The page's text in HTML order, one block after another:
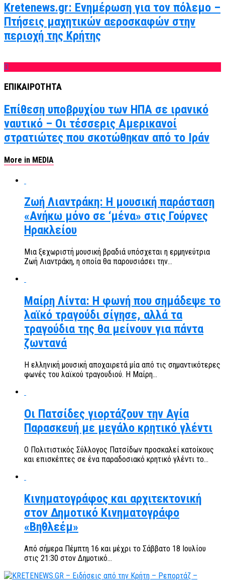
Kretenews.gr: Ενημέρωση για τον πόλεμο –
Πτήσεις μαχητικών αεροσκαφών στην
περιοχή της Κρήτης
ΕΠΙΚΑΙΡΟΤΗΤΑ
Επίθεση υποβρυχίου των ΗΠΑ σε ιρανικό
ναυτικό – Οι τέσσερις Αμερικανοί
στρατιώτες που σκοτώθηκαν από το Ιράν
More in MEDIA
Ζωή Λιαντράκη: Η μουσική παράσταση
«Ανήκω μόνο σε ‘μένα» στις Γούρνες
Ηρακλείου
Μια ξεχωριστή μουσική βραδιά υπόσχεται η ερμηνεύτρια
Ζωή Λιαντράκη, η οποία θα παρουσιάσει την...
Μαίρη Λίντα: Η φωνή που σημάδεψε το
λαϊκό τραγούδι σίγησε, αλλά τα
τραγούδια της θα μείνουν για πάντα
ζωντανά
Η ελληνική μουσική αποχαιρετά μία από τις σημαντικότερες
φωνές του λαϊκού τραγουδιού. Η Μαίρη...
Οι Πατσίδες γιορτάζουν την Αγία
Παρασκευή με μεγάλο κρητικό γλέντι
Ο Πολιτιστικός Σύλλογος Πατσίδων προσκαλεί κατοίκους
και επισκέπτες σε ένα παραδοσιακό κρητικό γλέντι το...
Κινηματογράφος και αρχιτεκτονική
στον Δημοτικό Κινηματογράφο
«Βηθλεέμ»
Από σήμερα Πέμπτη 16 και μέχρι το Σάββατο 18 Ιουλίου
στις 21:30 στον Δημοτικό...